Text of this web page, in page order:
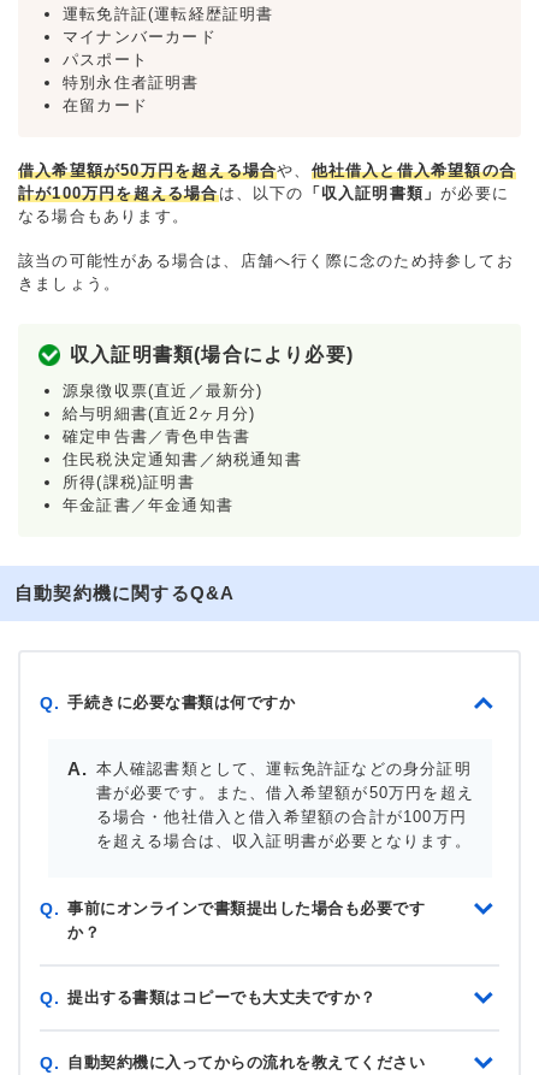
運転免許証(運転経歴証明書
マイナンバーカード
パスポート
特別永住者証明書
在留カード
借入希望額が50万円を超える場合や、 他社借入と借入希望額の合
計が100万円を超える場合は、以下の 「収入証明書類」が必要に
なる場合もあります。
該当の可能性がある場合は、店舗へ行く際に念のため持参してお
きましょう。
収入証明書類(場合により必要)
源泉徴収票(直近／最新分)
給与明細書(直近2ヶ月分)
確定申告書／青色申告書
住民税決定通知書／納税通知書
所得(課税)証明書
年金証書／年金通知書
自動契約機に関するQ&A
Q. 手続きに必要な書類は何ですか
本人確認書類として、運転免許証などの身分証明
書が必要です。また、借入希望額が50万円を超え
る場合・他社借入と借入希望額の合計が100万円
を超える場合は、収入証明書が必要となります。
Q. 事前にオンラインで書類提出した場合も必要です
か？
Q. 提出する書類はコピーでも大丈夫ですか？
Q. 自動契約機に入ってからの流れを教えてください